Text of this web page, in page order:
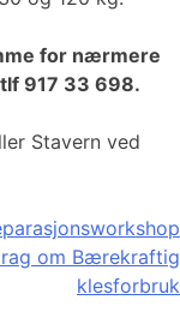
for nærmere
917 33 698.
Stavern ved
om Bærekraftig
klesforbruk